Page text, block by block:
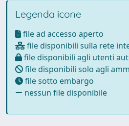
Legenda icone
file ad accesso aperto
file disponibili sulla rete
file disponibili agli utenti
file disponibili solo agli
file sotto embargo
nessun file disponibile